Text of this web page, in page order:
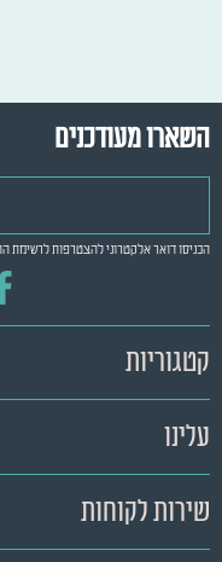
השארו מעודכנים
הכניסו דואר אלקטרוני להצטרפות לרשימת
קטגוריות
עלינו
שירות לקוחות